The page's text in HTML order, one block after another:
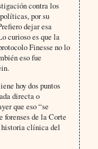
contra los
por su
dejar esa
curioso es que la
Finesse no lo
eso fue
hoy dos puntos
directa o
que eso “se
forenses de la Corte
historia clínica del